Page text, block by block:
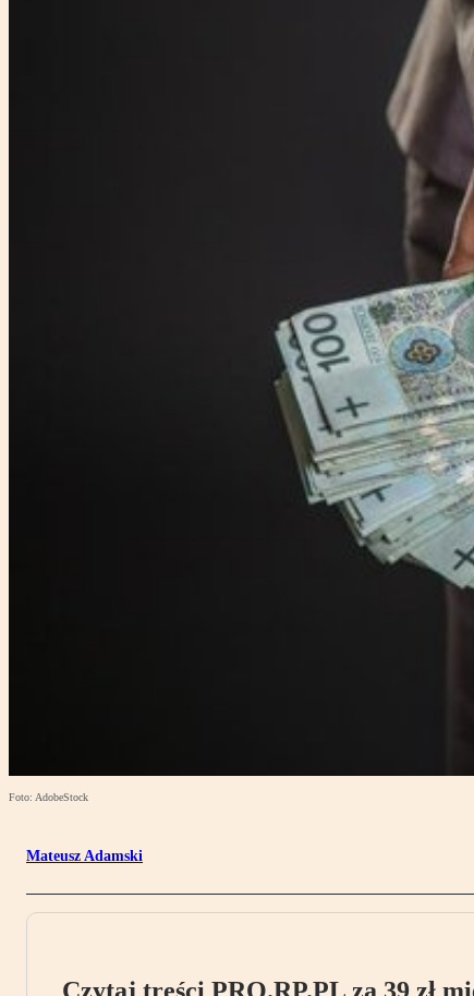
Foto: AdobeStock
Mateusz Adamski